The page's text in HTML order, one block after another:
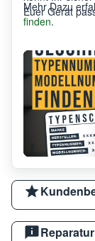
Euer Gerät
Mehr Dazu
finden.